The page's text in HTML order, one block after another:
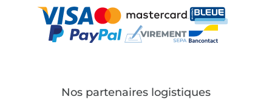
Nos partenaires logistiques